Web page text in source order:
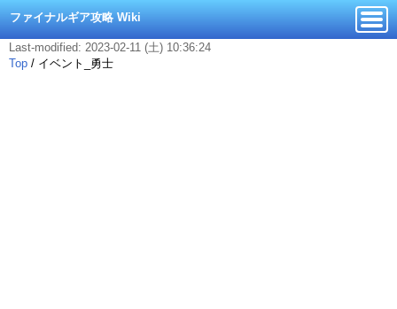
ファイナルギア攻略 Wiki
Last-modified: 2023-02-11 (土) 10:36:24
Top / イベント_勇士